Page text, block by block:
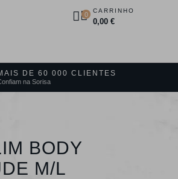
0 CARRINHO
0,00 €
DE 60 000 CLIENTES
na Sorisa
BODY
M/L